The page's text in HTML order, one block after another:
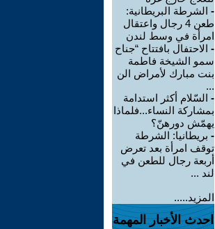
- الشرطة البريطانية:
طعن 4 رجال واعتقال
امرأة في وسط لندن
- الاحتفال بافتتاح “جناح
سمو الشيخة فاطمة
بنت مبارك لأمراض الن
...
- السّلام أكثر استدامة
بمشاركة النساء...فلماذا
يهمّش دورهنّ؟
- بريطانيا: الشرطة
توقف امرأة بعد تعرض
أربعة رجال للطعن في
لند ...
المزيد.....
احدث الأخبار المهمة